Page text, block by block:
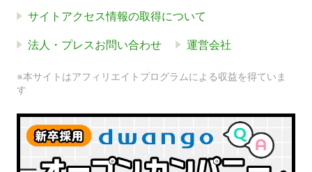
サイトアクセス情報の取得について
法人・プレスお問い合わせ 運営会社
※本サイトはアフィリエイトプログラムによる収益を得ていま
す